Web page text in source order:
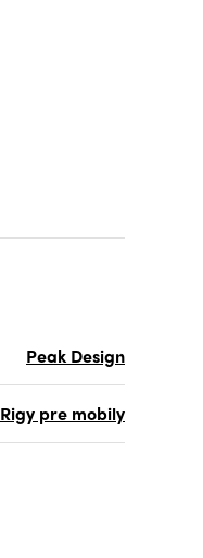
Peak Design
Rigy pre mobily